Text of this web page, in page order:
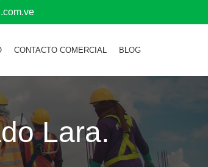
CONTACTO COMERCIAL BLOG
Lara.